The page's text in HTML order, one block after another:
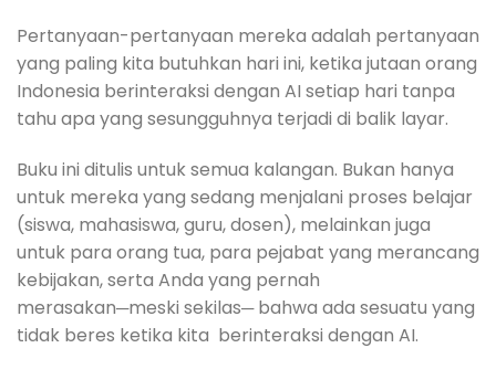
Pertanyaan-pertanyaan mereka adalah pertanyaan
yang paling kita butuhkan hari ini, ketika jutaan orang
Indonesia berinteraksi dengan AI setiap hari tanpa
tahu apa yang sesungguhnya terjadi di balik layar.
Buku ini ditulis untuk semua kalangan. Bukan hanya
untuk mereka yang sedang menjalani proses belajar
(siswa, mahasiswa, guru, dosen), melainkan juga
untuk para orang tua, para pejabat yang merancang
kebijakan, serta Anda yang pernah
merasakan─meski sekilas─ bahwa ada sesuatu yang
tidak beres ketika kita berinteraksi dengan AI.